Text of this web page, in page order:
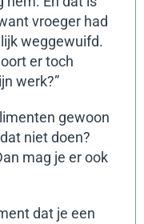
vroeger had
weggewuifd.
er toch
werk?”
gewoon
niet doen?
mag je er ook
dat je een